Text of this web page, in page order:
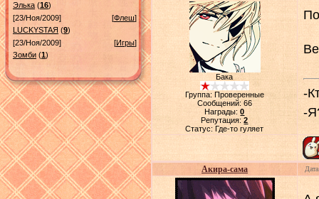
Элька (16)
[23/Ноя/2009]
[Флеш]
LUСKYSTAЯ (9)
[23/Ноя/2009]
[Игры]
Зомби (1)
Бака
Группа: Проверенные
Сообщений: 66
Награды:0
Репутация:2
Статус:Где-то гуляет
-
-
Акира-сама